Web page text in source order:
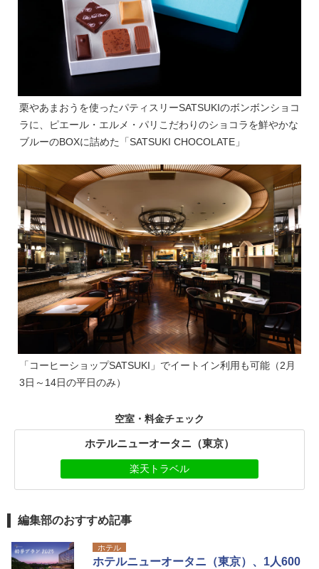
栗やあまおうを使ったパティスリーSATSUKIのボンボンショコ
ラに、ピエール・エルメ・パリこだわりのショコラを鮮やかな
ブルーのBOXに詰めた「SATSUKI CHOCOLATE」
「コーヒーショップSATSUKI」でイートイン利用も可能（2月
3日～14日の平日のみ）
空室・料金チェック
ホテルニューオータニ（東京）
楽天トラベル
編集部のおすすめ記事
ホテル
ホテルニューオータニ（東京）、1人600